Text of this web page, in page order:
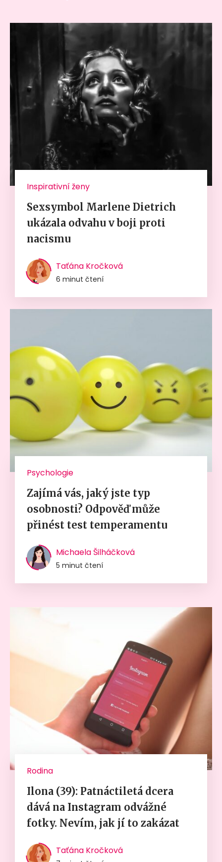
Inspirativní ženy
Sexsymbol Marlene Dietrich
ukázala odvahu v boji proti
nacismu
Taťána Kročková
6 minut čtení
Psychologie
Zajímá vás, jaký jste typ
osobnosti? Odpověď může
přinést test temperamentu
Michaela Šilháčková
5 minut čtení
Rodina
Ilona (39): Patnáctiletá dcera
dává na Instagram odvážné
fotky. Nevím, jak jí to zakázat
Taťána Kročková